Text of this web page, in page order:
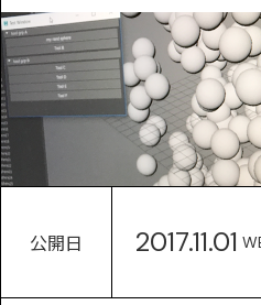
公開日 2017.11.01